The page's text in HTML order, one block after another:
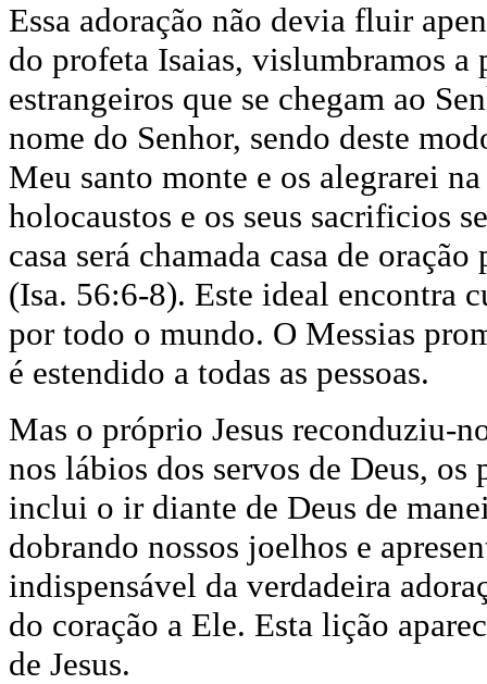
Essa adoração não devia fluir
do profeta Isaias, vislumbramos
estrangeiros que se chegam ao
nome do Senhor, sendo deste
Meu santo monte e os alegrarei
holocaustos e os seus sacrificios
casa será chamada casa de
(Isa. 56:6-8). Este ideal encontra
por todo o mundo. O Messias
é estendido a todas as pessoas.
Mas o próprio Jesus reconduziu-
nos lábios dos servos de Deus, os
inclui o ir diante de Deus de
dobrando nossos joelhos e
indispensável da verdadeira
do coração a Ele. Esta lição
de Jesus.